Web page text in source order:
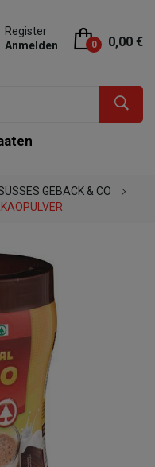
Register
Anmelden
0 0,00 €
GEBÄCK & CO